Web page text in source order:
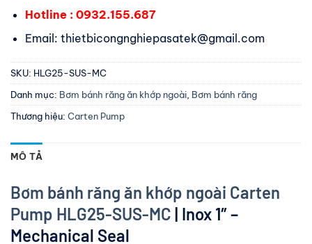
Hotline : 0932.155.687
Email: thietbicongnghiepasatek@gmail.com
SKU: HLG25-SUS-MC
Danh mục: Bơm bánh răng ăn khớp ngoài, Bơm bánh răng
Thương hiệu: Carten Pump
MÔ TẢ
Bơm bánh răng ăn khớp ngoài Carten
Pump HLG25-SUS-MC | Inox 1″ –
Mechanical Seal